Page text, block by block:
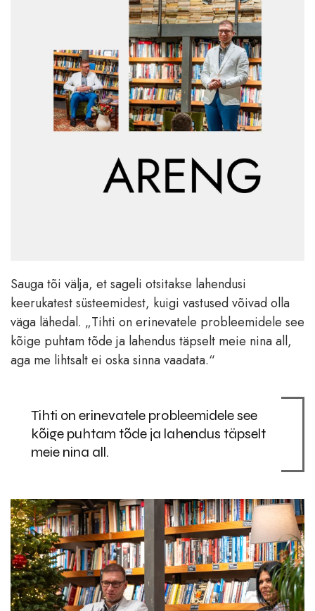
Sauga tõi välja, et sageli otsitakse lahendusi
keerukatest süsteemidest, kuigi vastused võivad olla
väga lähedal. „Tihti on erinevatele probleemidele see
kõige puhtam tõde ja lahendus täpselt meie nina all,
aga me lihtsalt ei oska sinna vaadata.“
Tihti on erinevatele probleemidele see
kõige puhtam tõde ja lahendus täpselt
meie nina all.